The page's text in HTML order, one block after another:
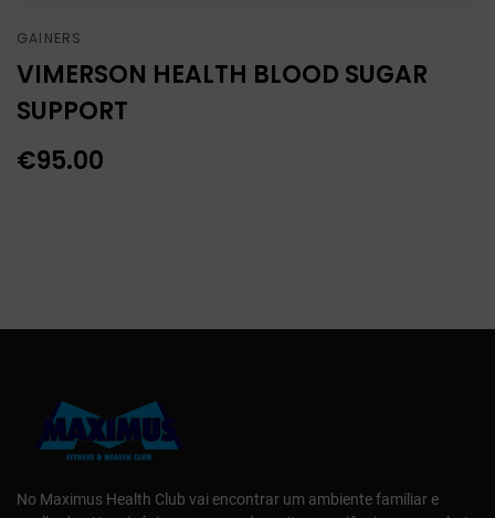
GAINERS
VIMERSON HEALTH BLOOD SUGAR
SUPPORT
€95.00
No Maximus Health Club vai encontrar um ambiente familiar e